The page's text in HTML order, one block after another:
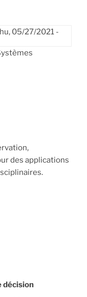
05/27/2021 -
des applications
décision